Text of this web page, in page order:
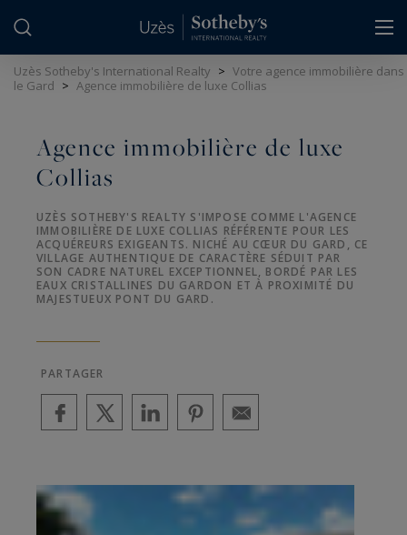
Uzès Sotheby's International Realty > Votre agence immobilière dans
le Gard > Agence immobilière de luxe Collias
Agence immobilière de luxe
Collias
UZÈS SOTHEBY'S REALTY S'IMPOSE COMME L'AGENCE
IMMOBILIÈRE DE LUXE COLLIAS RÉFÉRENTE POUR LES
ACQUÉREURS EXIGEANTS. NICHÉ AU CŒUR DU GARD, CE
VILLAGE AUTHENTIQUE DE CARACTÈRE SÉDUIT PAR
SON CADRE NATUREL EXCEPTIONNEL, BORDÉ PAR LES
EAUX CRISTALLINES DU GARDON ET À PROXIMITÉ DU
MAJESTUEUX PONT DU GARD.
PARTAGER